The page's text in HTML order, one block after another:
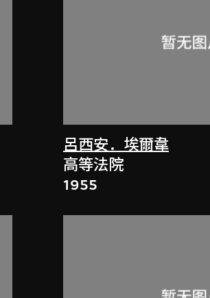
呂西安．埃爾韋
高等法院
1955